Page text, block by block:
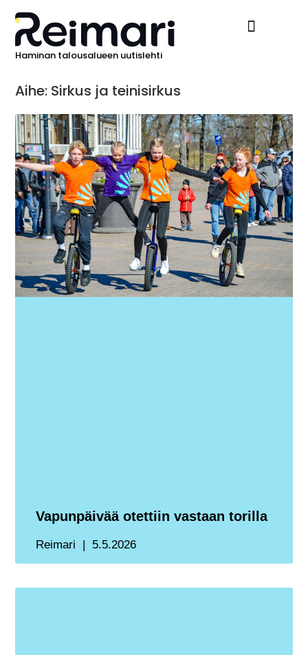
Haminan talousalueen uutislehti
Aihe: Sirkus ja teinisirkus
Vapunpäivää otettiin vastaan torilla
Reimari 5.5.2026